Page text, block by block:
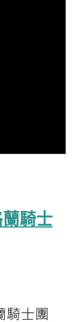
騎士